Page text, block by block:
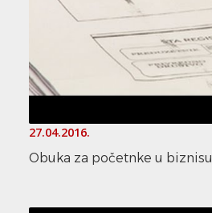
27.04.2016.
Obuka za početnke u biznisu